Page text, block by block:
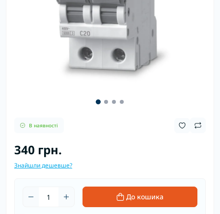
В наявності
340 грн.
Знайшли дешевше?
До кошика